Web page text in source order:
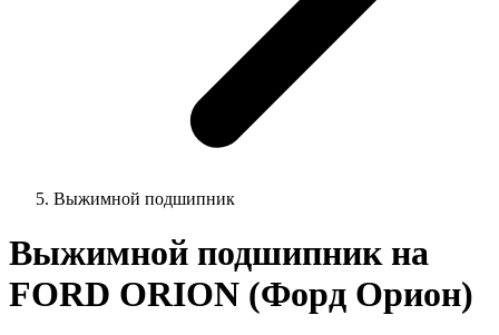
Выжимной подшипник
Выжимной подшипник на
FORD ORION (Форд Орион)